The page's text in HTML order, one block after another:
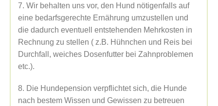
7. Wir behalten uns vor, den Hund nötigenfalls auf
eine bedarfsgerechte Ernährung umzustellen und
die dadurch eventuell entstehenden Mehrkosten in
Rechnung zu stellen ( z.B. Hühnchen und Reis bei
Durchfall, weiches Dosenfutter bei Zahnproblemen
etc.).
8. Die Hundepension verpflichtet sich, die Hunde
nach bestem Wissen und Gewissen zu betreuen